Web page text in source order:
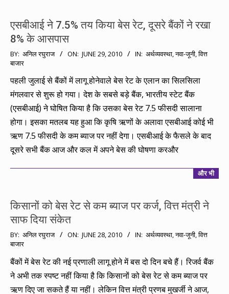
एसबीआई ने 7.5% तय किया बेस रेट, दूसरे बैंकों ने रखा
8% के आसपास
2010-
06-
29
BY: अनिल रघुराज ON: JUNE 29, 2010 IN: अर्थव्यवस्था,नवा-जूनी,वित्त
बाजार
पहली जुलाई से बैंकों में लागू होनेवाले बेस रेट के एलान का सिलसिला
मंगलवार से शुरू हो गया। देश के सबसे बड़े बैंक, भारतीय स्टेट बैंक
(एसबीआई) ने घोषित किया है कि उसका बेस रेट 7.5 फीसदी सालाना
होगा। इसका मतलब यह हुआ कि कृषि ऋणों के अलावा एसबीआई कोई भी
ऋण 7.5 फीसदी के कम ब्याज पर नहीं देगा। एसबीआई के फैसले के बाद
दूसरे सभी बैंक आज और कल में अपने बेस की घोषणा करऔर
और भी
किसानों को बेस रेट से कम ब्याज पर कर्ज, वित्त मंत्री ने
साफ दिया संकेत
2010-
06-
28
BY: अनिल रघुराज ON: JUNE 28, 2010 IN: अर्थव्यवस्था,नवा-जूनी,वित्त
बाजार
बैंकों में बेस रेट की नई प्रणाली लागू होने में बस दो दिन बचे हैं। रिजर्व बैंक
ने अभी तक स्पष्ट नहीं किया है कि किसानों को बेस रेट से कम ब्याज पर
ऋण दिए जा सकते हैं या नहीं। लेकिन वित्त मंत्री प्रणब मुखर्जी ने आज,